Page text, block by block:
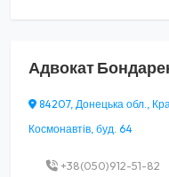
Адвокат
84207, Донецька обл.,
Космонавтів, буд. 64
+38(050)912-51-82